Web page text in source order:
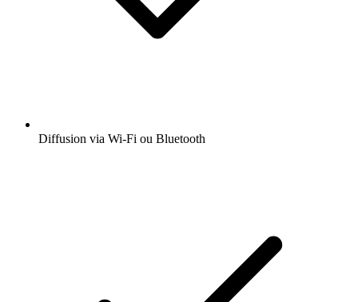
Diffusion via Wi-Fi ou Bluetooth